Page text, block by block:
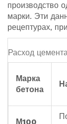
производство
марки. Эти
рецептурах,
Расход
Марка
бетона
М100